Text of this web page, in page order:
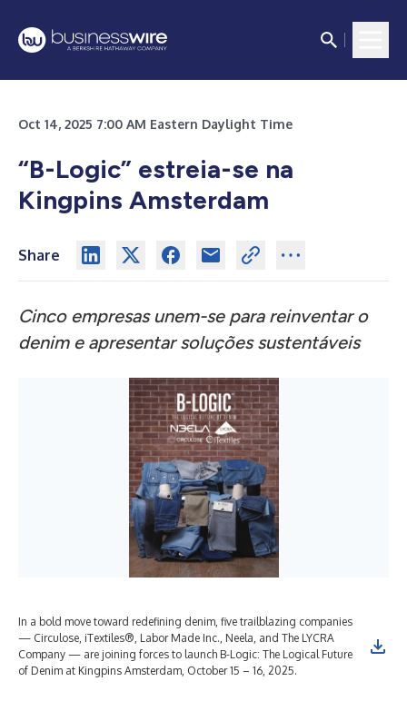
Oct 14, 2025 7:00 AM Eastern Daylight Time
“B-Logic” estreia-se na
Kingpins Amsterdam
Share
Cinco empresas unem-se para reinventar o
denim e apresentar soluções sustentáveis
In a bold move toward redefining denim, five trailblazing companies
— Circulose, iTextiles®, Labor Made Inc., Neela, and The LYCRA
Company — are joining forces to launch B-Logic: The Logical Future
of Denim at Kingpins Amsterdam, October 15 – 16, 2025.